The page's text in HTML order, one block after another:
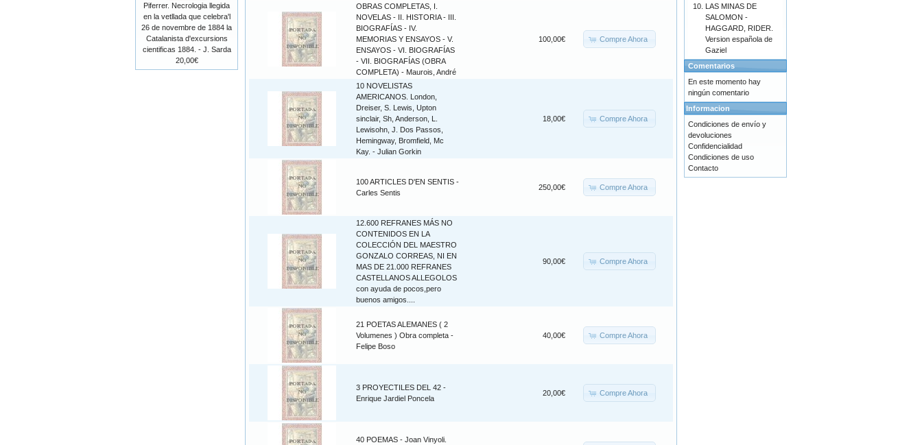
OBRAS COMPLETAS, I.
NOVELAS - II. HISTORIA - III.
BIOGRAFÍAS - IV.
MEMORIAS Y ENSAYOS - V.
ENSAYOS - VI. BIOGRAFÍAS
- VII. BIOGRAFÍAS (OBRA
COMPLETA) - Maurois, André
100,00€ Compre Ahora
10 NOVELISTAS
AMERICANOS. London,
Dreiser, S. Lewis, Upton
sinclair, Sh, Anderson, L.
Lewisohn, J. Dos Passos,
Hemingway, Bromfield, Mc
Kay. - Julian Gorkin
18,00€ Compre Ahora
100 ARTICLES D'EN SENTIS -
Carles Sentis
250,00€ Compre Ahora
12.600 REFRANES MÁS NO
CONTENIDOS EN LA
COLECCIÓN DEL MAESTRO
GONZALO CORREAS, NI EN
MAS DE 21.000 REFRANES
CASTELLANOS ALLEGOLOS
con ayuda de pocos,pero
buenos amigos....
90,00€ Compre Ahora
21 POETAS ALEMANES ( 2
Volumenes ) Obra completa -
Felipe Boso
40,00€ Compre Ahora
3 PROYECTILES DEL 42 -
Enrique Jardiel Poncela
20,00€ Compre Ahora
40 POEMAS - Joan Vinyoli.
Piferrer. Necrologia llegida
en la vetllada que celebra'l
26 de novembre de 1884 la
Catalanista d'excursions
cientificas 1884. - J. Sarda
20,00€
LAS MINAS DE
SALOMON -
HAGGARD, RIDER.
Version española de
Gaziel
Comentarios
En este momento hay
ningún comentario
Informacion
Condiciones de envío y
devoluciones
Confidencialidad
Condiciones de uso
Contacto